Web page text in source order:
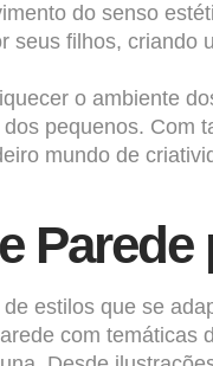
do senso
filhos,
o ambiente
pequenos.
mundo de
Parede
estilos que se
com